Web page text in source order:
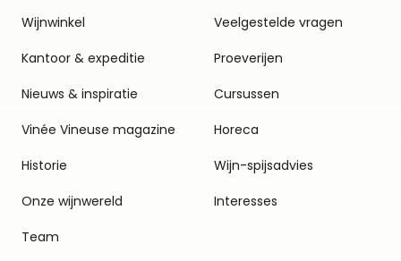
Wijnwinkel
Kantoor & expeditie
Nieuws & inspiratie
Vinée Vineuse magazine
Historie
Onze wijnwereld
Team
Veelgestelde vragen
Proeverijen
Cursussen
Horeca
Wijn-spijsadvies
Interesses